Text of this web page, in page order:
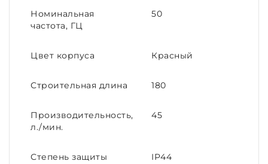
Номинальная
частота, ГЦ
50
Цвет корпуса Красный
Строительная длина 180
Производительность,
л./мин.
45
Степень защиты IP44